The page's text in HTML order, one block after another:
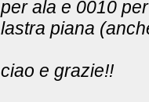
per ala e 0010
lastra piana
ciao e grazie!!